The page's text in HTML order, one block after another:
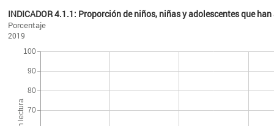
INDICADOR 4.1.1: Proporción de niños, niñas y adolescentes que
Porcentaje
2019